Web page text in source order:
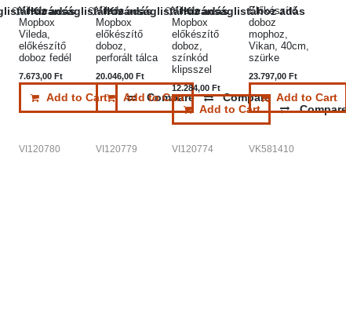
Vileda
Mopbox
Vileda,
előkészítő
doboz fedél
7.673,00 Ft
Add to Cart Compare
adás
VI120780
Vileda
Mopbox
előkészítő
doboz,
perforált tálca
20.046,00Ft
Add to Cart Compare
Kivánságlistához adás
VI120779
Vileda
Mopbox
előkészítő
doboz,
színkód
klipsszel
12.284,00Ft
Add to Cart Compare
Kivánságlistához adás
VI120774
Előkészítő
doboz
mophoz,
Vikan, 40cm,
szürke
23.797,00Ft
Add to Cart
Kivánságlistához adás
VK581410